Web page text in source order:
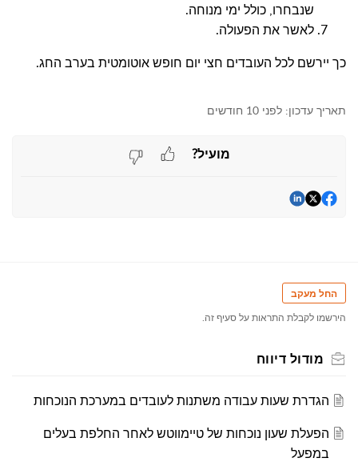
שנבחרו, כולל ימי מנוחה.
לאשר את הפעולה.
כך יירשם לכל העובדים חצי יום חופש אוטומטית בערב החג.
תאריך עדכון: לפני 10 חודשים
מועיל?
החל מעקב
הירשמו לקבלת התראות על סעיף זה.
מודול דיווח
הגדרת שעות עבודה משתנות לעובדים במערכת הנוכחות
הפעלת שעון נוכחות של טיימווטש לאחר החלפת בעלים
במפעל